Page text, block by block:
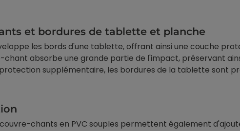
et bordures de tablette et planche
les bords d'une tablette, offrant ainsi une couche
chant absorbe une grande partie de l'impact, préservant
supplémentaire, les bordures de la tablette sont
chants en PVC souples permettent également